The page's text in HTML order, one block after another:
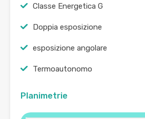
Classe Energetica G
Doppia esposizione
esposizione angolare
Termoautonomo
Planimetrie